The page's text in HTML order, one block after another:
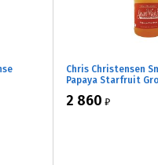
Chris Christensen
Papaya Starfruit
2 860 ₽